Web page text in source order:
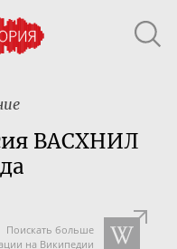
ВАСХНИЛ
Поискать больше
на Википедии